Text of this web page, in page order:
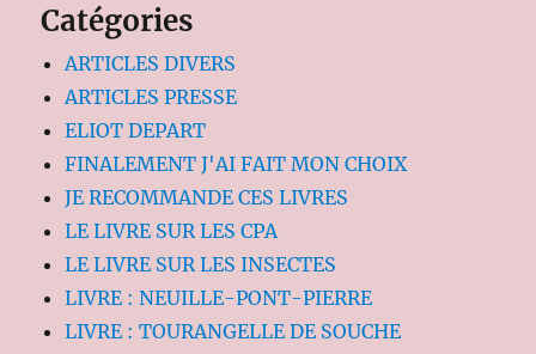
Catégories
ARTICLES DIVERS
ARTICLES PRESSE
ELIOT DEPART
FINALEMENT J'AI FAIT MON CHOIX
JE RECOMMANDE CES LIVRES
LE LIVRE SUR LES CPA
LE LIVRE SUR LES INSECTES
LIVRE : NEUILLE-PONT-PIERRE
LIVRE : TOURANGELLE DE SOUCHE